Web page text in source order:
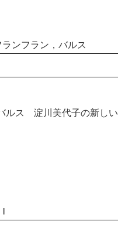
ンフラン，バルス
ルス 淀川美代子の新しい
‖